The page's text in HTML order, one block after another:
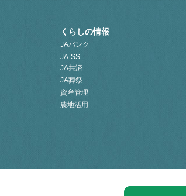
くらしの情報
JAバンク
JA-SS
JA共済
JA葬祭
資産管理
農地活用